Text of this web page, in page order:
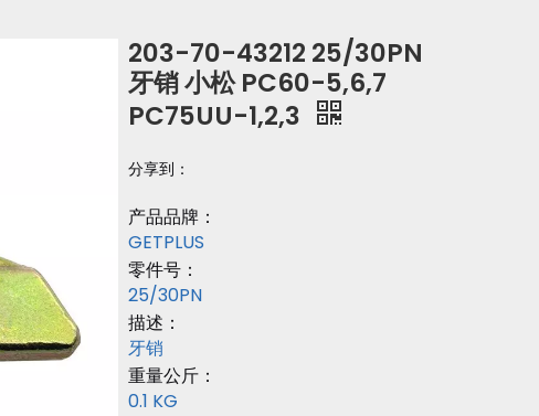
203-70-43212 25/30PN
牙销 小松 PC60-5,6,7
PC75UU-1,2,3
分享到：
产品品牌：
GETPLUS
零件号：
25/30PN
描述：
牙销
重量公斤：
0.1 KG